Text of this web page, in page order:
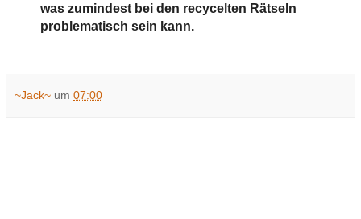
was zumindest bei den recycelten Rätseln
problematisch sein kann.
~Jack~ um 07:00